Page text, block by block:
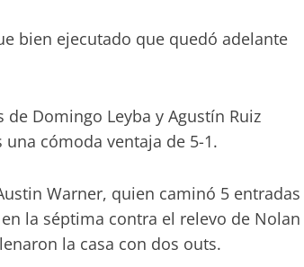
bien ejecutado que quedó adelante
Domingo Leyba y Agustín Ruiz
cómoda ventaja de 5-1.
Warner, quien caminó 5 entradas
la séptima contra el relevo de Nolan
la casa con dos outs.